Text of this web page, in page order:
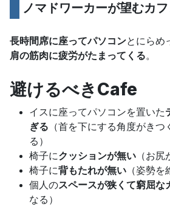
ノマドワーカーが望むカ
長時間席に座ってパソコンとにらめ
肩の筋肉に疲労がたまってくる。
避けるべきCafe
イスに座ってパソコンを置いた
ぎる （首を下にする角度がき
る）
椅子にクッションが無い （お尻
椅子に背もたれが無い （姿勢を
個人のスペースが狭くて窮屈な
なる）